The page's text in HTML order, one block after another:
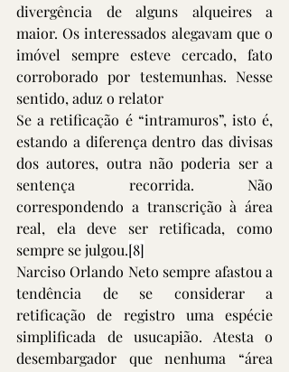
divergência de alguns alqueires a
maior. Os interessados alegavam que o
imóvel sempre esteve cercado, fato
corroborado por testemunhas. Nesse
sentido, aduz o relator
Se a retificação é “intramuros”, isto é,
estando a diferença dentro das divisas
dos autores, outra não poderia ser a
sentença recorrida. Não
correspondendo a transcrição à área
real, ela deve ser retificada, como
sempre se julgou.[8]
Narciso Orlando Neto sempre afastou a
tendência de se considerar a
retificação de registro uma espécie
simplificada de usucapião. Atesta o
desembargador que nenhuma “área